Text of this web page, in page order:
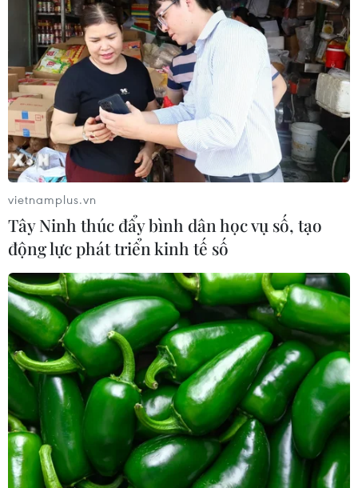
TIN CÙNG CHUYÊN MỤC
Bản Lồng - nơi văn hóa Mông hòa
nhịp cùng du lịch cộng đồng giữa
cổng trời Pha Đin
07/08/2026 08:31
Báo Argentina nói ngành vật liệu
vietnamplus.vn
Tây Ninh thúc đẩy bình dân học vụ số, tạo
động lực phát triển kinh tế số